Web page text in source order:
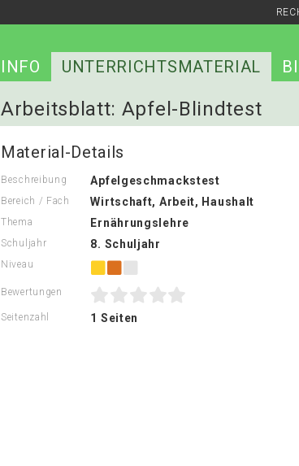
INFO UNTERRICHTSMATERIAL
Arbeitsblatt: Apfel-Blindtest
Material-Details
Beschreibung Apfelgeschmackstest
Bereich / Fach Wirtschaft, Arbeit, Haushalt
Thema Ernährungslehre
Schuljahr 8. Schuljahr
Niveau
Bewertungen
Seitenzahl 1 Seiten